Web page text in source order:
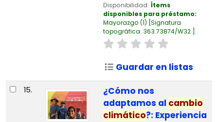
Disponibilidad: Ítems
disponibles para préstamo:
Mayorazgo (1) Signatura
topográfica: 363.73874/W32 .
Guardar en listas
15.
¿Cómo nos
adaptamos al cambio
climático?: Experiencia